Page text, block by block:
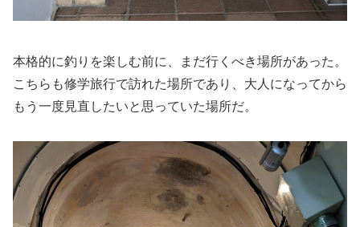
本格的に釣りを楽しむ前に、まだ行くべき場所があった。
こちらも修学旅行で訪れた場所であり、大人になってから
もう一度見直したいと思っていた場所だ。